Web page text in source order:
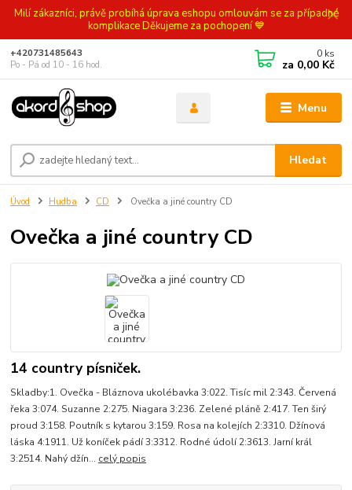
Milí zákazníci, právě probíhá úprava eshopu omlouvám se za případné
komplikace Děkujeme za pochopení 💙
Menu
Hledat
+420731485643
Po - Pá od 10 - 16 hod.
0 ks
za 0,00 Kč
Úvod Hudba CD Ovečka a jiné country CD
Ovečka a jiné country CD
14 country písniček.
Skladby:1. Ovečka - Bláznova ukolébavka 3:022. Tisíc mil 2:343. Červená
řeka 3:074. Suzanne 2:275. Niagara 3:236. Zelené pláně 2:417. Ten širý
proud 3:158. Poutník s kytarou 3:159. Rosa na kolejích 2:3310. Džínová
láska 4:1911. Už koníček pádí 3:3312. Rodné údolí 2:3613. Jarní král
3:2514. Nahý džín... celý popis